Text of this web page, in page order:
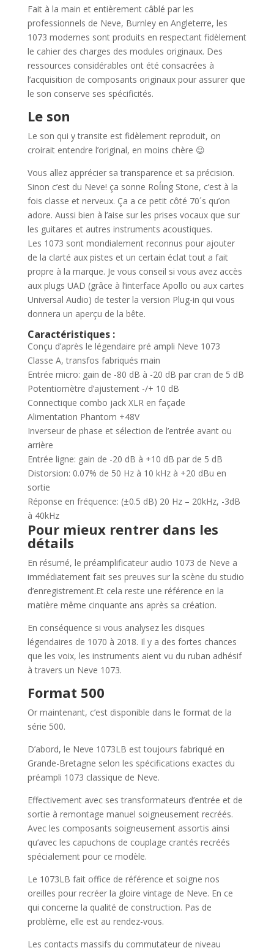
Fait à la main et entièrement câblé par les
professionnels de Neve, Burnley en Angleterre, les
1073 modernes sont produits en respectant fidèlement
le cahier des charges des modules originaux. Des
ressources considérables ont été consacrées à
l’acquisition de composants originaux pour assurer que
le son conserve ses spécificités.
Le son
Le son qui y transite est fidèlement reproduit, on
croirait entendre l’original, en moins chère 😉
Vous allez apprécier sa transparence et sa précision.
Sinon c’est du Neve! ça sonne Roĺing Stone, c’est à la
fois classe et nerveux. Ça a ce petit côté 70´s qu’on
adore. Aussi bien à l’aise sur les prises vocaux que sur
les guitares et autres instruments acoustiques.
Les 1073 sont mondialement reconnus pour ajouter
de la clarté aux pistes et un certain éclat tout a fait
propre à la marque. Je vous conseil si vous avez accès
aux plugs UAD (grâce à l’interface Apollo ou aux cartes
Universal Audio) de tester la version Plug-in qui vous
donnera un aperçu de la bête.
Caractéristiques :
Conçu d’après le légendaire pré ampli Neve 1073
Classe A, transfos fabriqués main
Entrée micro: gain de -80 dB à -20 dB par cran de 5 dB
Potentiomètre d’ajustement -/+ 10 dB
Connectique combo jack XLR en façade
Alimentation Phantom +48V
Inverseur de phase et sélection de l’entrée avant ou
arrière
Entrée ligne: gain de -20 dB à +10 dB par de 5 dB
Distorsion: 0.07% de 50 Hz à 10 kHz à +20 dBu en
sortie
Réponse en fréquence: (±0.5 dB) 20 Hz – 20kHz, -3dB
à 40kHz
Pour mieux rentrer dans les
détails
En résumé, le préamplificateur audio 1073 de Neve a
immédiatement fait ses preuves sur la scène du studio
d’enregistrement.Et cela reste une référence en la
matière même cinquante ans après sa création.
En conséquence si vous analysez les disques
légendaires de 1070 à 2018. Il y a des fortes chances
que les voix, les instruments aient vu du ruban adhésif
à travers un Neve 1073.
Format 500
Or maintenant, c’est disponible dans le format de la
série 500.
D’abord, le Neve 1073LB est toujours fabriqué en
Grande-Bretagne selon les spécifications exactes du
préampli 1073 classique de Neve.
Effectivement avec ses transformateurs d’entrée et de
sortie à remontage manuel soigneusement recréés.
Avec les composants soigneusement assortis ainsi
qu’avec les capuchons de couplage crantés recréés
spécialement pour ce modèle.
Le 1073LB fait office de référence et soigne nos
oreilles pour recréer la gloire vintage de Neve. En ce
qui concerne la qualité de construction. Pas de
problème, elle est au rendez-vous.
Les contacts massifs du commutateur de niveau